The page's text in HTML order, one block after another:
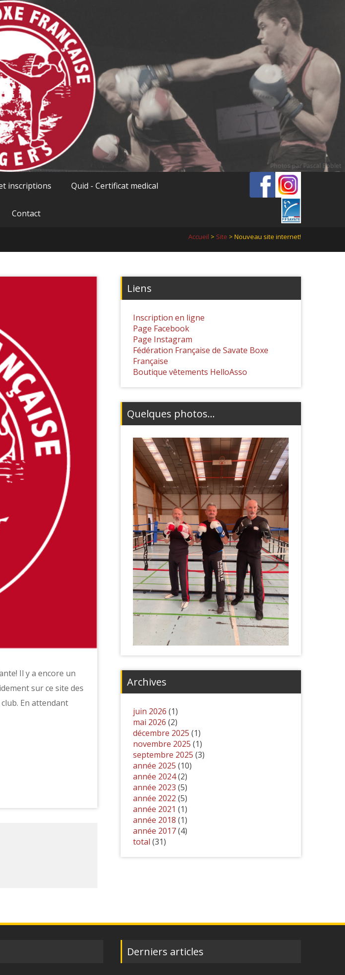
inscriptions Quid - Certificat medical
Contact
Accueil > Site > Nouveau site internet!
Il y a encore un
sur ce site des
En attendant
Liens
Inscription en ligne
Page Facebook
Page Instagram
Fédération Française de Savate Boxe
Française
Boutique vêtements HelloAsso
Quelques photos...
Archives
juin 2026 (1)
mai 2026 (2)
décembre 2025 (1)
novembre 2025 (1)
septembre 2025 (3)
année 2025 (10)
année 2024(2)
année 2023 (5)
année 2022 (5)
année 2021 (1)
année 2018 (1)
année 2017(4)
total (31)
Derniers articles